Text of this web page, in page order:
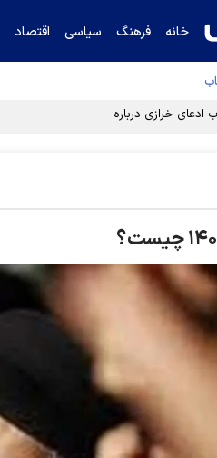
خانه فرهنگ سیاسی اقتصاد
ادعای خرازی درباره پزشکیان را تکذیب کرد